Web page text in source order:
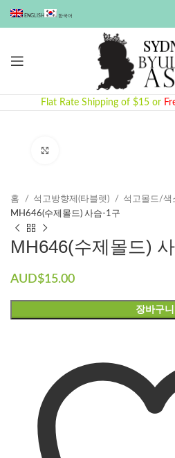
ENGLISH 한국어
Flat Rate Shipping of $15 or
홈 석고방향제(타블렛)
석고몰드/색
MH646(수제몰드) 사슴-1구
MH646(수제몰드)
AUD$15.00
장바구니